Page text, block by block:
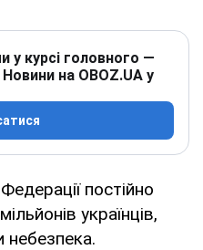
у курсі головного —
на OBOZ.UA у
постійно
українців,